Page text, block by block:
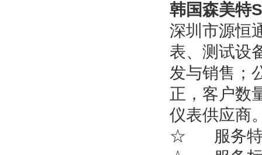
韩国森美特
深圳市源恒
表、测试设
发与销售；
正，客户数
仪表供应商
☆ 服务特点